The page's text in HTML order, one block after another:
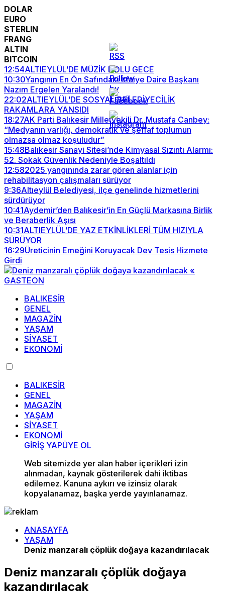
DOLAR
EURO
STERLIN
FRANG
ALTIN
BITCOIN
12:54ALTIEYLÜL’DE MÜZİK DOLU GECE
10:30Yangının En Ön Safındaki İtfaiye Daire Başkanı
Nazım Ergelen Yaralandı!
22:02ALTIEYLÜL’DE SOSYAL BELEDİYECİLİK
RAKAMLARA YANSIDI
18:27AK Parti Balıkesir Milletvekili Dr. Mustafa Canbey:
“Medyanın varlığı, demokratik ve şeffaf toplumun
olmazsa olmaz koşuludur”
15:48Balıkesir Sanayi Sitesi’nde Kimyasal Sızıntı Alarmı:
52. Sokak Güvenlik Nedeniyle Boşaltıldı
12:582025 yangınında zarar gören alanlar için
rehabilitasyon çalışmaları sürüyor
9:36Altıeylül Belediyesi, ilçe genelinde hizmetlerini
sürdürüyor
10:41Aydemir’den Balıkesir’in En Güçlü Markasına Birlik
ve Beraberlik Aşısı
10:31ALTIEYLÜL’DE YAZ ETKİNLİKLERİ TÜM HIZIYLA
SÜRÜYOR
16:29Üreticinin Emeğini Koruyacak Dev Tesis Hizmete
Girdi
BALIKESİR
GENEL
MAGAZİN
YAŞAM
SİYASET
EKONOMİ
BALIKESİR
GENEL
MAGAZİN
YAŞAM
SİYASET
EKONOMİ
GİRİŞ YAPÜYE OL
Web sitemizde yer alan haber içerikleri izin
alınmadan, kaynak gösterilerek dahi iktibas
edilemez. Kanuna aykırı ve izinsiz olarak
kopyalanamaz, başka yerde yayınlanamaz.
ANASAYFA
YAŞAM
Deniz manzaralı çöplük doğaya kazandırılacak
Deniz manzaralı çöplük doğaya
kazandırılacak